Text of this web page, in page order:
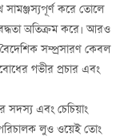
সামঞ্জস্যপূর্ণ করে তোলে
অতিক্রম করে। আরও
সম্প্রসারণ কেবল
গভীর প্রচার এবং
সদস্য এবং চেচিয়াং
পরিচালক লুও ওয়েই তোং